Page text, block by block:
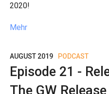
2020!
Mehr
AUGUST 2019 PODCAST
Episode 21 -
The GW